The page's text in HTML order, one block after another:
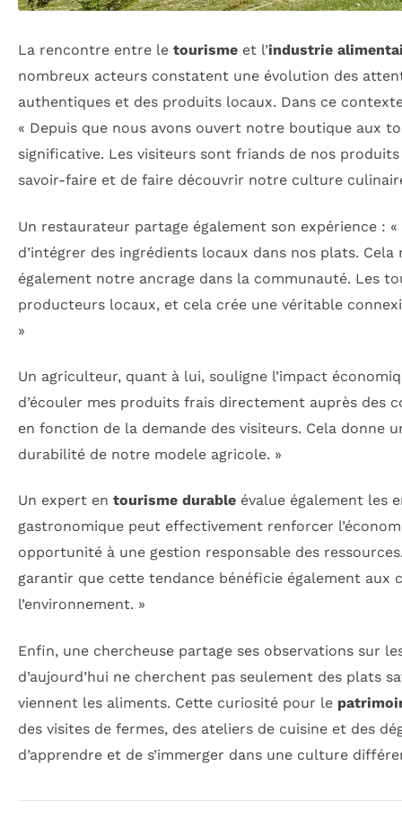
La rencontre entre le tourisme et l’industrie
nombreux acteurs constatent une évolution des
authentiques et des produits locaux. Dans ce
« Depuis que nous avons ouvert notre boutique aux
significative. Les visiteurs sont friands de nos
savoir-faire et de faire découvrir notre culture
Un restaurateur partage également son expérience :
d’intégrer des ingrédients locaux dans nos plats.
également notre ancrage dans la communauté. Les
producteurs locaux, et cela crée une véritable
»
Un agriculteur, quant à lui, souligne l’impact
d’écouler mes produits frais directement auprès des
en fonction de la demande des visiteurs. Cela donne
durabilité de notre modele agricole. »
Un expert en tourisme durable évalue également les
gastronomique peut effectivement renforcer
opportunité à une gestion responsable des
garantir que cette tendance bénéficie également aux
l’environnement. »
Enfin, une chercheuse partage ses observations sur
d’aujourd’hui ne cherchent pas seulement des plats
viennent les aliments. Cette curiosité pour le
des visites de fermes, des ateliers de cuisine et des
d’apprendre et de s’immerger dans une culture